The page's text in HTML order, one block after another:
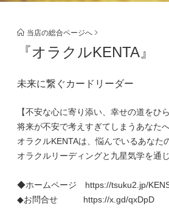
当店の総合ページへ
『オラクルKENTA
未来に繋ぐカードリーダー
【不安な心に寄り添い、幸せの道をひら
将来が不安で考えすぎてしまうあなたへ
オラクルKENTAは、悩んでいるあなた
オラクルリーディングと九星気学を通
◆ホームページ https://tsuku2.jp/
◆お問合せ https://x.gd/qxDpD